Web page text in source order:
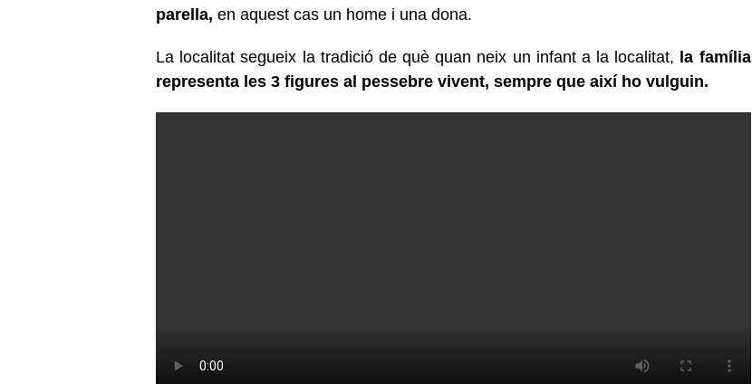
parella, en aquest cas un home i una dona.
La localitat segueix la tradició de què quan neix un infant a la localitat, la família
representa les 3 figures al pessebre vivent, sempre que així ho vulguin.